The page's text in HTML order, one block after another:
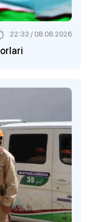
22:32 / 08.08.2026